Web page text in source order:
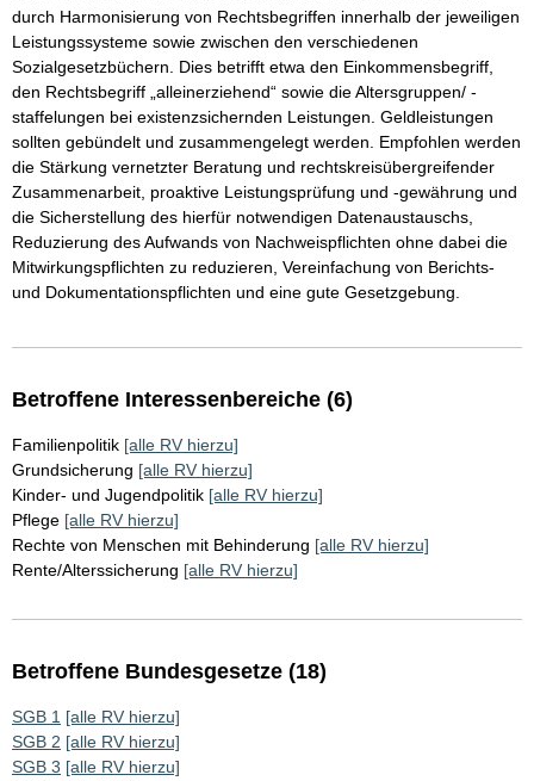
durch Harmonisierung von Rechtsbegriffen innerhalb der jeweiligen
Leistungssysteme sowie zwischen den verschiedenen
Sozialgesetzbüchern. Dies betrifft etwa den Einkommensbegriff,
den Rechtsbegriff „alleinerziehend“ sowie die Altersgruppen/ -
staffelungen bei existenzsichernden Leistungen. Geldleistungen
sollten gebündelt und zusammengelegt werden. Empfohlen werden
die Stärkung vernetzter Beratung und rechtskreisübergreifender
Zusammenarbeit, proaktive Leistungsprüfung und -gewährung und
die Sicherstellung des hierfür notwendigen Datenaustauschs,
Reduzierung des Aufwands von Nachweispflichten ohne dabei die
Mitwirkungspflichten zu reduzieren, Vereinfachung von Berichts-
und Dokumentationspflichten und eine gute Gesetzgebung.
Betroffene Interessenbereiche (6)
Familienpolitik [alle RV hierzu]
Grundsicherung [alle RV hierzu]
Kinder- und Jugendpolitik [alle RV hierzu]
Pflege [alle RV hierzu]
Rechte von Menschen mit Behinderung [alle RV hierzu]
Rente/Alterssicherung [alle RV hierzu]
Betroffene Bundesgesetze (18)
SGB 1 [alle RV hierzu]
SGB 2 [alle RV hierzu]
SGB 3 [alle RV hierzu]